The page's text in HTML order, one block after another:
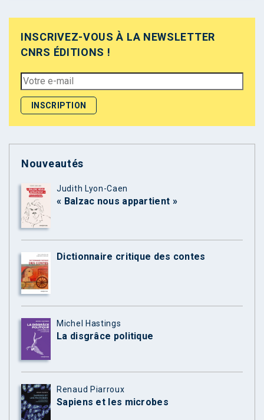
INSCRIVEZ-VOUS À LA NEWSLETTER
CNRS ÉDITIONS !
Nouveautés
Judith Lyon-Caen
« Balzac nous appartient »
Dictionnaire critique des contes
Michel Hastings
La disgrâce politique
Renaud Piarroux
Sapiens et les microbes